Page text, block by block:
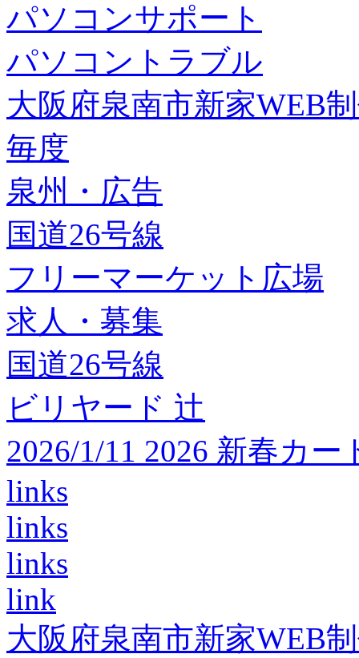
パソコンサポート
パソコントラブル
大阪府泉南市新家WEB
毎度
泉州・広告
国道26号線
フリーマーケット広場
求人・募集
国道26号線
ビリヤード 辻
2026/1/11 2026 新春カ
links
links
links
link
大阪府泉南市新家WEB